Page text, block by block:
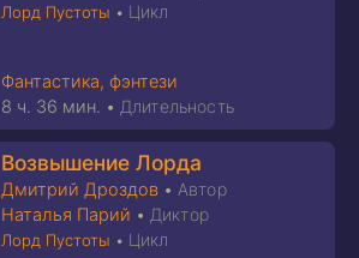
Лорд Пустоты • Цикл
Фантастика, фэнтези
8 ч. 36 мин. • Длительность
Возвышение Лорда
Дмитрий Дроздов • Автор
Наталья Парий • Диктор
Лорд Пустоты • Цикл